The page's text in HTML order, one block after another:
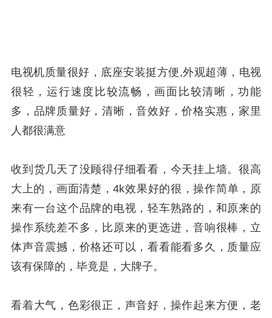
电视机质量很好，底座安装挺方便,外观超薄，电视
很轻，运行速度比较流畅，画面比较清晰，功能
多，品牌质量好，清晰，音效好，价格实惠，家里
人都很满意
收到货几天了没顾得仔细看看，今天挂上墙。很高
大上的，画面清楚，4k效果好的很，操作简单，原
来有一台这个品牌的电视，轻车熟路的，和原来的
操作系统差不多，比原来的更选进，音响很棒，立
体声音震撼，价格还可以，看看能看多久，质量应
该有保障的，毕竟是，大牌子。
看着大气，色彩很正，声音好，操作起来方便，老